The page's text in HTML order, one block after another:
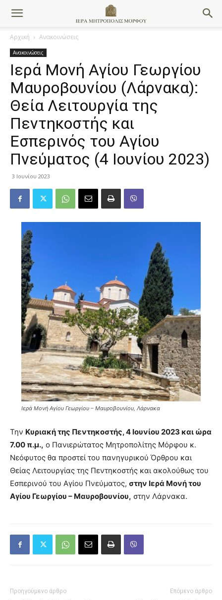
Αρχική Ανακοινώσεις
Ανακοινώσεις
Ιερά Μονή Αγίου Γεωργίου
Μαυροβουνίου (Λάρνακα):
Θεία Λειτουργία της
Πεντηκοστής και
Εσπερινός του Αγίου
Πνεύματος (4 Ιουνίου 2023)
3 Ιουνίου 2023
Ιερά Μονή Αγίου Γεωργίου – Μαυροβουνίου, Λάρνακα
Την Κυριακή της Πεντηκοστής, 4 Ιουνίου 2023 και ώρα
7.00 π.μ., ο Πανιερώτατος Μητροπολίτης Μόρφου κ.
Νεόφυτος θα προστεί του πανηγυρικού Όρθρου και
Θείας Λειτουργίας της Πεντηκοστής και ακολούθως του
Εσπερινού του Αγίου Πνεύματος, στην Ιερά Μονή του
Αγίου Γεωργίου – Μαυροβουνίου, στην Λάρνακα.
Προηγούμενο άρθρο Επόμενο άρθρο